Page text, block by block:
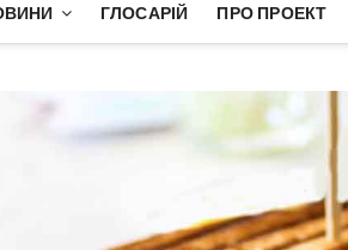
ГЛОСАРІЙ ПРО ПРОЕКТ